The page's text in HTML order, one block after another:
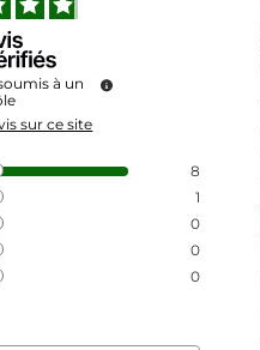
à un
sur ce site
8
1
0
0
0